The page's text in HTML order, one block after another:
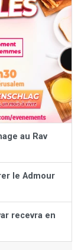
au Rav
le Admour
recevra en